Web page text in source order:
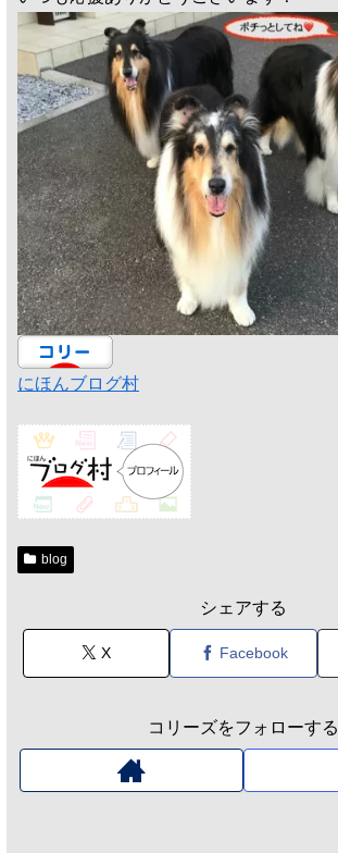
にほんブログ村
blog
シェアする
X Facebook
コリーズをフォローする